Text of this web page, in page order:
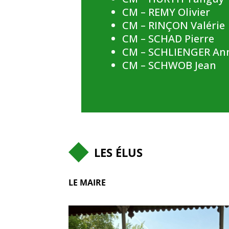
CM – REMY Olivier
CM – RINÇON Valérie
CM – SCHAD Pierre
CM – SCHLIENGER
CM – SCHWOB Jean
LES ÉLUS
LE MAIRE